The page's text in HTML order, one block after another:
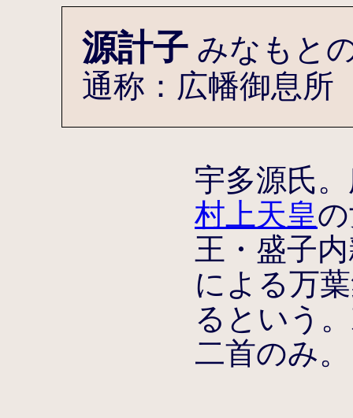
源計子 みなもと
通称：広幡御息所
宇多源氏
村上天皇
王・盛子
による万
るという
二首のみ。